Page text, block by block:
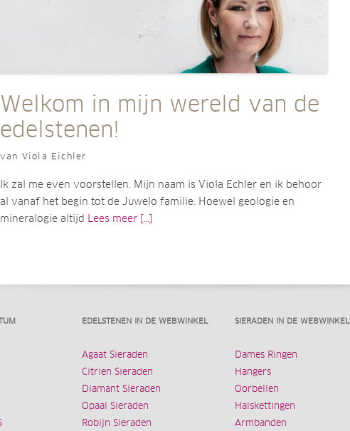
Welkom in mijn wereld van de
edelstenen!
van Viola Eichler
Ik zal me even voorstellen. Mijn naam is Viola Echler en ik behoor
al vanaf het begin tot de Juwelo familie. Hoewel geologie en
mineralogie altijd
Lees meer [...]
EDELSTENEN IN DE WEBWINKEL
Agaat Sieraden
Citrien Sieraden
Diamant Sieraden
Opaal Sieraden
Robijn Sieraden
SIERADEN IN DE WEBWINKEL
Dames Ringen
Hangers
Oorbellen
Halskettingen
Armbanden